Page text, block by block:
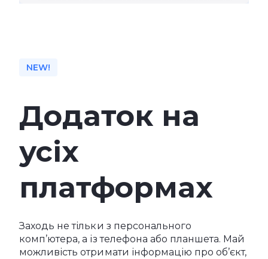
NEW!
Додаток на
усіх
платформах
Заходь не тільки з персонального
комп’ютера, а із телефона або планшета. Май
можливість отримати інформацію про об’єкт,